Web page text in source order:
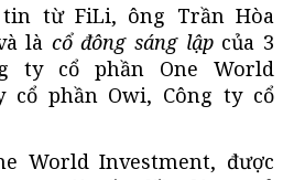
từ FiLi, ông Trần Hòa
là cổ đông sáng lậpcủa 3
ty cổ phần One World
cổ phần Owi, Công ty cổ
World Investment, được